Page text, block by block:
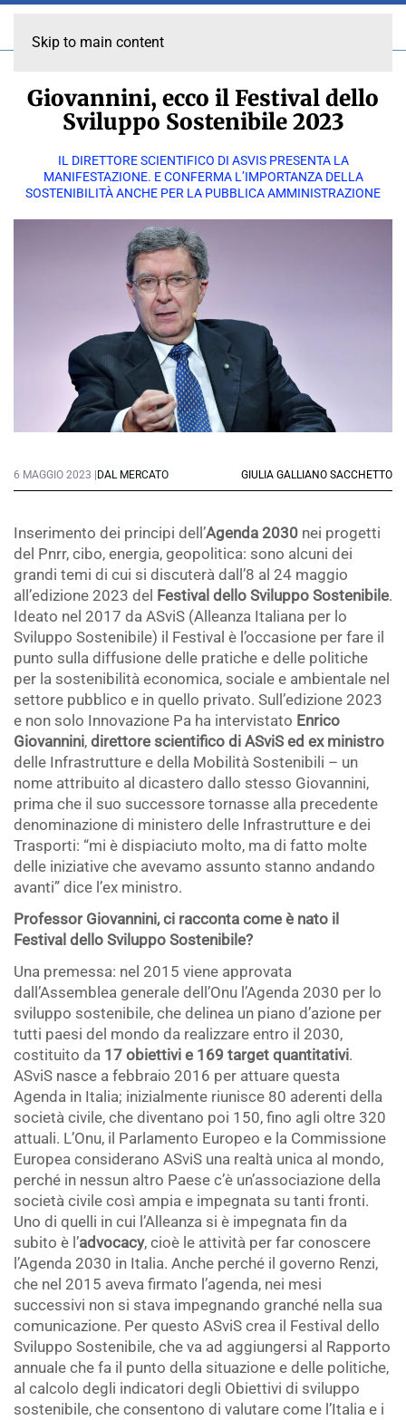
Skip to main content
Giovannini, ecco il Festival dello
Sviluppo Sostenibile 2023
IL DIRETTORE SCIENTIFICO DI ASVIS PRESENTA LA
MANIFESTAZIONE. E CONFERMA L’IMPORTANZA DELLA
SOSTENIBILITÀ ANCHE PER LA PUBBLICA AMMINISTRAZIONE
6 MAGGIO 2023 | DAL MERCATO GIULIA GALLIANO SACCHETTO
Inserimento dei principi dell’Agenda 2030 nei progetti
del Pnrr, cibo, energia, geopolitica: sono alcuni dei
grandi temi di cui si discuterà dall’8 al 24 maggio
all’edizione 2023 del Festival dello Sviluppo Sostenibile.
Ideato nel 2017 da ASviS (Alleanza Italiana per lo
Sviluppo Sostenibile) il Festival è l’occasione per fare il
punto sulla diffusione delle pratiche e delle politiche
per la sostenibilità economica, sociale e ambientale nel
settore pubblico e in quello privato. Sull’edizione 2023
e non solo Innovazione Pa ha intervistato Enrico
Giovannini, direttore scientifico di ASviS ed ex ministro
delle Infrastrutture e della Mobilità Sostenibili – un
nome attribuito al dicastero dallo stesso Giovannini,
prima che il suo successore tornasse alla precedente
denominazione di ministero delle Infrastrutture e dei
Trasporti: “mi è dispiaciuto molto, ma di fatto molte
delle iniziative che avevamo assunto stanno andando
avanti” dice l’ex ministro.
Professor Giovannini, ci racconta come è nato il
Festival dello Sviluppo Sostenibile?
Una premessa: nel 2015 viene approvata
dall’Assemblea generale dell’Onu l’Agenda 2030 per lo
sviluppo sostenibile, che delinea un piano d’azione per
tutti paesi del mondo da realizzare entro il 2030,
costituito da 17 obiettivi e 169 target quantitativi.
ASviS nasce a febbraio 2016 per attuare questa
Agenda in Italia; inizialmente riunisce 80 aderenti della
società civile, che diventano poi 150, fino agli oltre 320
attuali. L’Onu, il Parlamento Europeo e la Commissione
Europea considerano ASviS una realtà unica al mondo,
perché in nessun altro Paese c’è un’associazione della
società civile così ampia e impegnata su tanti fronti.
Uno di quelli in cui l’Alleanza si è impegnata fin da
subito è l’advocacy, cioè le attività per far conoscere
l’Agenda 2030 in Italia. Anche perché il governo Renzi,
che nel 2015 aveva firmato l’agenda, nei mesi
successivi non si stava impegnando granché nella sua
comunicazione. Per questo ASviS crea il Festival dello
Sviluppo Sostenibile, che va ad aggiungersi al Rapporto
annuale che fa il punto della situazione e delle politiche,
al calcolo degli indicatori degli Obiettivi di sviluppo
sostenibile, che consentono di valutare come l’Italia e i